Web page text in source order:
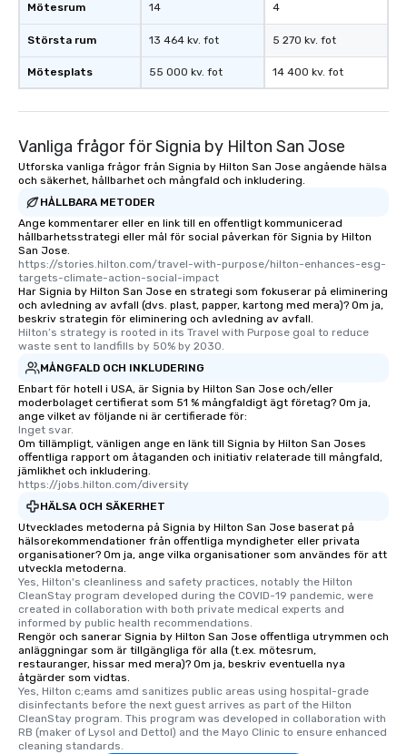
glittering lights of The Strip. A
Memorable Experience for All Lip
Smacking Foodie Tours offers a way
to gather and dine that few have
experienced, and all are sure to
are special, from the first stop to the
last. It’s an experience that attendees
will reminisce about long after they
leave. Location, Location, Location
One of the best reasons to book is the
convenient and efficient way the
experience is designed. All
restaurants are within an easy
walking distance of each other. The
short stroll allows your group
members a chance to engage in prime
networking opportunities before
itinerary. You Get a Dinner and a Show
Our tours offer an exquisite feast plus
entertainment. All tours include a
knowledgeable, professional guide
who leads the group on a walking tour,
offering engaging tidbits and
fascinating stories. Several other
interactive experiences are included
along the way exclusively to our tours,
ensuring there is never a dull moment.
Different Types of Cuisine Our
experiences offer the ability to enjoy
several renowned restaurants in one
convenient outing, including ones you
and your guests might not have
discovered otherwise on your own or
at a typical corporate dinner. We offer
a way to try some of the finest spots
in the city and dive into various
Mötesrum
Största rum
Mötesplats
14
13 464 kv. fot
55 000 kv. fot
4
5 270 kv. fot
14 400 kv. fot
Vanliga frågor för Signia by Hilton San Jose
Utforska vanliga frågor från Signia by Hilton San Jose angående hälsa
och säkerhet, hållbarhet och mångfald och inkludering.
HÅLLBARA METODER
Ange kommentarer eller en link till en offentligt kommunicerad
hållbarhetsstrategi eller mål för social påverkan för Signia by Hilton
San Jose.
https://stories.hilton.com/travel-with-purpose/hilton-enhances-esg-
targets-climate-action-social-impact
Har Signia by Hilton San Jose en strategi som fokuserar på eliminering
och avledning av avfall (dvs. plast, papper, kartong med mera)? Om ja,
beskriv strategin för eliminering och avledning av avfall.
Hilton’s strategy is rooted in its Travel with Purpose goal to reduce
waste sent to landfills by 50% by 2030.
MÅNGFALD OCH INKLUDERING
Enbart för hotell i USA, är Signia by Hilton San Jose och/eller
moderbolaget certifierat som 51 % mångfaldigt ägt företag? Om ja,
ange vilket av följande ni är certifierade för:
Inget svar.
Om tillämpligt, vänligen ange en länk till Signia by Hilton San Joses
offentliga rapport om åtaganden och initiativ relaterade till mångfald,
jämlikhet och inkludering.
https://jobs.hilton.com/diversity
HÄLSA OCH SÄKERHET
Utvecklades metoderna på Signia by Hilton San Jose baserat på
hälsorekommendationer från offentliga myndigheter eller privata
organisationer? Om ja, ange vilka organisationer som användes för att
utveckla metoderna.
Yes, Hilton's cleanliness and safety practices, notably the Hilton
CleanStay program developed during the COVID-19 pandemic, were
created in collaboration with both private medical experts and
informed by public health recommendations.
Rengör och sanerar Signia by Hilton San Jose offentliga utrymmen och
anläggningar som är tillgängliga för alla (t.ex. mötesrum,
restauranger, hissar med mera)? Om ja, beskriv eventuella nya
åtgärder som vidtas.
Yes, Hilton c;eams amd sanitizes public areas using hospital-grade
disinfectants before the next guest arrives as part of the Hilton
CleanStay program. This program was developed in collaboration with
RB (maker of Lysol and Dettol) and the Mayo Clinic to ensure enhanced
cleaning standards.